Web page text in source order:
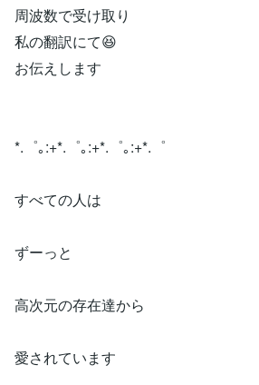
周波数で受け取り
私の翻訳にて😆
お伝えします
*.゜｡:+*.゜｡:+*.゜｡:+*.゜
すべての人は
ずーっと
高次元の存在達から
愛されています